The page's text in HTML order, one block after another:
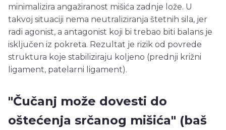
minimalizira angažiranost mišića zadnje lože. U
takvoj situaciji nema neutraliziranja štetnih sila, jer
radi agonist, a antagonist koji bi trebao biti balans je
isključen iz pokreta. Rezultat je rizik od povrede
struktura koje stabiliziraju koljeno (prednji križni
ligament, patelarni ligament).
"Čučanj može dovesti do
oštećenja srčanog mišića" (baš